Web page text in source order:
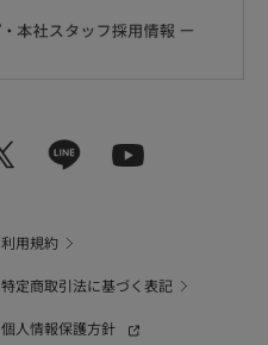
利用規約
特定商取引法に基づく表記
個人情報保護方針